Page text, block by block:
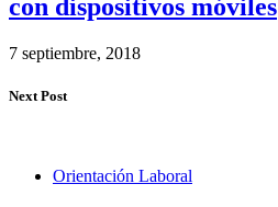
con dispositivos móviles
7 septiembre, 2018
Next Post
Orientación Laboral